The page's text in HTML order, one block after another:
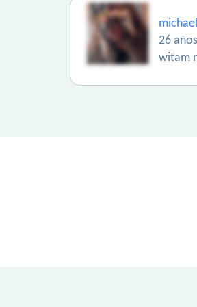
26
witam